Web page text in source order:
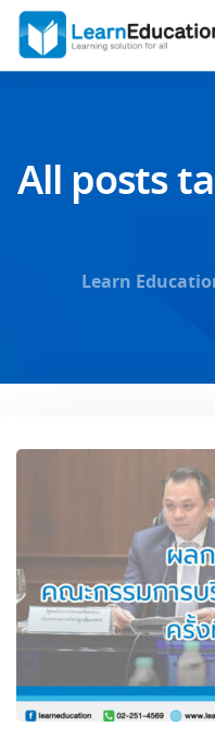
All posts
Learn